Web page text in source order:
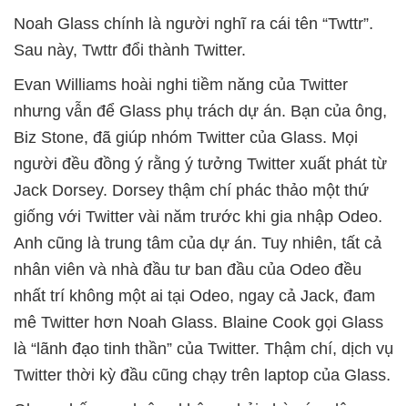
Noah Glass chính là người nghĩ ra cái tên “Twttr”.
Sau này, Twttr đổi thành Twitter.
Evan Williams hoài nghi tiềm năng của Twitter
nhưng vẫn để Glass phụ trách dự án. Bạn của ông,
Biz Stone, đã giúp nhóm Twitter của Glass. Mọi
người đều đồng ý rằng ý tưởng Twitter xuất phát từ
Jack Dorsey. Dorsey thậm chí phác thảo một thứ
giống với Twitter vài năm trước khi gia nhập Odeo.
Anh cũng là trung tâm của dự án. Tuy nhiên, tất cả
nhân viên và nhà đầu tư ban đầu của Odeo đều
nhất trí không một ai tại Odeo, ngay cả Jack, đam
mê Twitter hơn Noah Glass. Blaine Cook gọi Glass
là “lãnh đạo tinh thần” của Twitter. Thậm chí, dịch vụ
Twitter thời kỳ đầu cũng chạy trên laptop của Glass.